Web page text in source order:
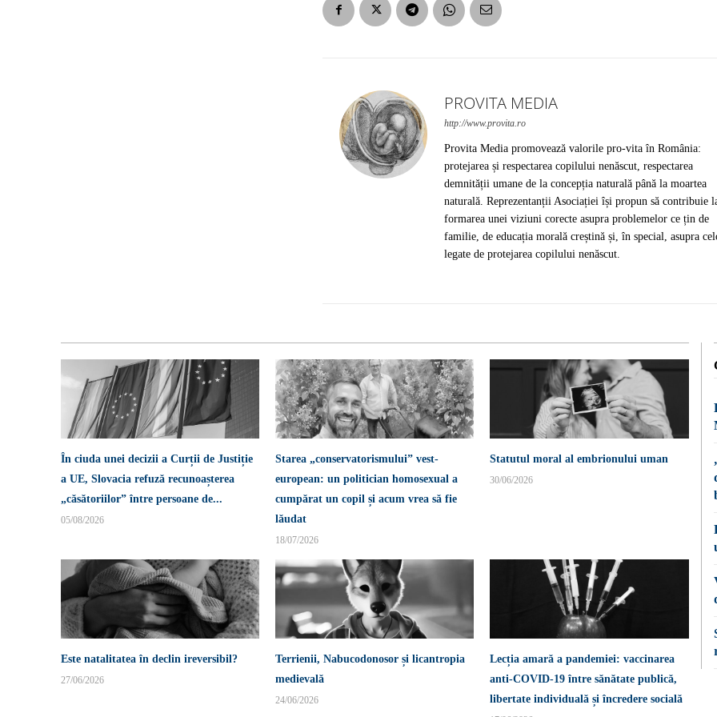
PROVITA MEDIA
http://www.provita.ro
Provita Media promovează valorile pro-vita în România:
protejarea și respectarea copilului nenăscut, respectarea
demnității umane de la concepția naturală până la moartea
naturală. Reprezentanții Asociației își propun să contribuie
formarea unei viziuni corecte asupra problemelor ce țin de
familie, de educația morală creștină și, în special, asupra
legate de protejarea copilului nenăscut.
În ciuda unei decizii a Curții de Justiție
a UE, Slovacia refuză recunoașterea
„căsătoriilor” între persoane de...
05/08/2026
Starea „conservatorismului” vest-
european: un politician homosexual a
cumpărat un copil și acum vrea să fie
lăudat
18/07/2026
Statutul moral al embrionului uman
30/06/2026
Este natalitatea în declin ireversibil?
27/06/2026
Terrienii, Nabucodonosor și licantropia
medievală
24/06/2026
Lecția amară a pandemiei: vaccinarea
anti-COVID-19 între sănătate publică,
libertate individuală și încredere socială